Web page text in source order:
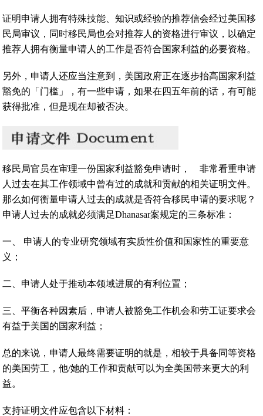
证明申请人拥有特殊技能、知识或经验的推荐信会经过美国移
民局审议，同时移民局也会对推荐人的资格进行审议，以确定
推荐人拥有衡量申请人的工作是否符合国家利益的必要资格。
另外，申请人还应当注意到，美国政府正在逐步抬高国家利益
豁免的「门槛」，有一些申请，如果在四五年前的话，有可能
获得批准，但是现在却被否决。
移民局官员在审理一份国家利益豁免申请时， 非常看重申请
人过去在其工作领域中曾有过的成就和贡献的相关证明文件。
那么如何衡量申请人过去的成就是否符合移民申请的要求呢？
申请人过去的成就必须满足Dhanasar案规定的三条标准：
一、 申请人的专业研究领域有实质性价值和国家性的重要意
义；
二、申请人处于推动本领域进展的有利位置；
三、平衡各种因素后，申请人被豁免工作机会和劳工证要求会
有益于美国的国家利益；
总的来说，申请人最终需要证明的就是，相较于具备同等资格
的美国劳工，他/她的工作和贡献可以为全美国带来更大的利
益。
支持证明文件应包含以下材料：